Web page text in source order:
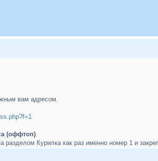
вам адресом.
(оффтоп).
разделом Курилка как раз именно номер 1 и